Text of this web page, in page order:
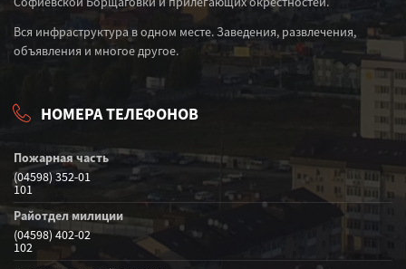
Вся инфраструктура в одном месте. Заведения, развлечения,
объявления и многое другое.
НОМЕРА ТЕЛЕФОНОВ
Пожарная часть
(04598) 352-01
101
Райотдел милиции
(04598) 402-02
102